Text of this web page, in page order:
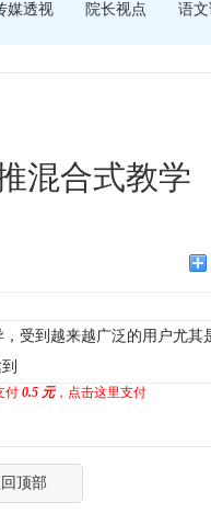
媒透视 院长视点 语
混合式教学
到越来越广泛的用户尤其
付 0.5 元，点击这里支付
顶部